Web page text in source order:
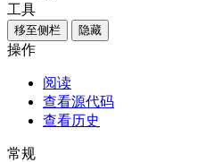
工具
移至侧栏 隐藏
操作
阅读
查看源代码
查看历史
常规